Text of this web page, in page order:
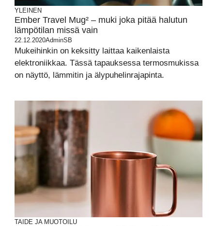
YLEINEN
Ember Travel Mug² – muki joka pitää halutun
lämpötilan missä vain
22.12.2020AdminSB
Mukeihinkin on keksitty laittaa kaikenlaista
elektroniikkaa. Tässä tapauksessa termosmukissa
on näyttö, lämmitin ja älypuhelinrajapinta.
TAIDE JA MUOTOILU